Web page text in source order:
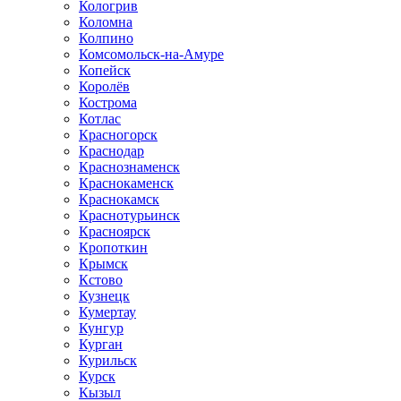
Кологрив
Коломна
Колпино
Комсомольск-на-Амуре
Копейск
Королёв
Кострома
Котлас
Красногорск
Краснодар
Краснознаменск
Краснокаменск
Краснокамск
Краснотурьинск
Красноярск
Кропоткин
Крымск
Кстово
Кузнецк
Кумертау
Кунгур
Курган
Курильск
Курск
Кызыл